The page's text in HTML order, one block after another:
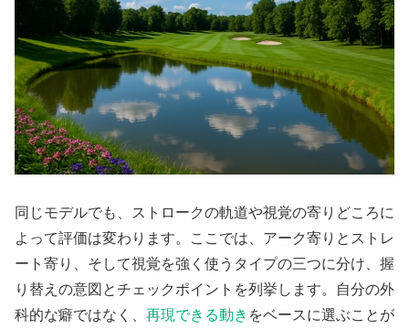
同じモデルでも、ストロークの軌道や視覚の寄りどころに
よって評価は変わります。ここでは、アーク寄りとストレ
ート寄り、そして視覚を強く使うタイプの三つに分け、握
り替えの意図とチェックポイントを列挙します。自分の外
科的な癖ではなく、 再現できる動き をベースに選ぶことが